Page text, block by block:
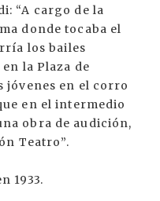
“A cargo de la
donde tocaba el
los bailes
la Plaza de
jóvenes en el corro
en el intermedio
obra de audición,
Teatro”.
1933.